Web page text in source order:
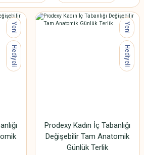
Yeni
Hediyeli
Yeni
Hediyeli
Prodexy Kadın İç Tabanlığı
Değişebilir Tam Anatomik
Günlük Terlik